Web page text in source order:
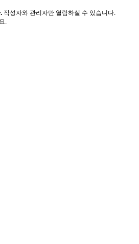
작성자와 관리자만 열람하실 수 있습니다.
.